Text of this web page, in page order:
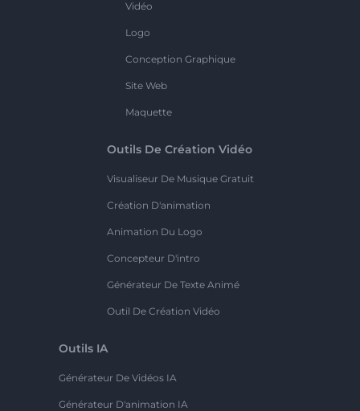
Vidéo
Logo
Conception Graphique
Site Web
Maquette
Outils De Création Vidéo
Visualiseur De Musique Gratuit
Création D'animation
Animation Du Logo
Concepteur D'intro
Générateur De Texte Animé
Outil De Création Vidéo
Outils IA
Générateur De Vidéos IA
Générateur D'animation IA